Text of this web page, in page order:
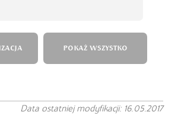
POKAŻ WSZYSTKO
Data ostatniej modyfikacji: 16.05.2017